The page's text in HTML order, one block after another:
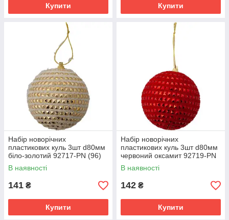
Купити Купити
Набір новорічних
пластикових куль 3шт d80мм
біло-золотий 92717-PN (96)
ПІОНЕR
В наявності
141 ₴
Купити
Набір новорічних
пластикових куль 3шт d80мм
червоний оксамит 92719-PN
(96) ПІОНЕR
В наявності
142 ₴
Купити